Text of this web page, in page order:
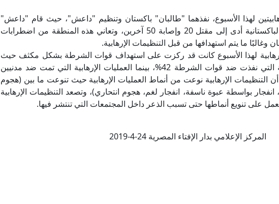
لهذا الأسبوع، نفذهما "طالبان" باكستان وتنظيم "داعش"، حيث قام "داعش"
بهجوم دامٍ في مدينة (كويتا) الباكستانية أدى إلى مقتل 20 وإصابة 50 آخرين، وتعاني هذه المنطقة من اضطرابات
وغالبًا ما يتم استهدافها من قبل التنظيمات الإرهابية.
لهذا الأسبوع كانت قد ركزت على استهداف قوات الشرطة بشكل مكثف حيث
بلغت نسبة العمليات الإرهابية التي نفذت ضد قوات الشرطة 42%، بينما العمليات الإرهابية التي تمت ضد مدنيين
إلى أن التنظيمات الإرهابية نوعت من أنماط العمليات الإرهابية حيث تنوعت ما بين (هجوم
بواسطة عبوة ناسفة، انفجار لغم، هجوم انتحاري)، وتصعد التنظيمات الإرهابية
على تنويع أنماطها حتى تسبب الذعر داخل المجتمعات التي تنتشر فيها.
المركز الإعلامي بدار الإفتاء المصرية 24-4-2019